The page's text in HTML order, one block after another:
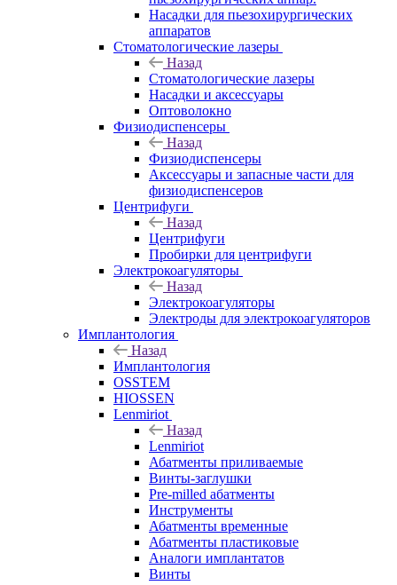
Насадки для пьезохирургических
аппаратов
Стоматологические лазеры
Назад
Стоматологические лазеры
Насадки и аксессуары
Оптоволокно
Физиодиспенсеры
Назад
Физиодиспенсеры
Аксессуары и запасные части для
физиодиспенсеров
Центрифуги
Назад
Центрифуги
Пробирки для центрифуги
Электрокоагуляторы
Назад
Электрокоагуляторы
Электроды для электрокоагуляторов
Имплантология
Назад
Имплантология
OSSTEM
HIOSSEN
Lenmiriot
Назад
Lenmiriot
Абатменты приливаемые
Винты-заглушки
Pre-milled абатменты
Инструменты
Абатменты временные
Абатменты пластиковые
Аналоги имплантатов
Винты